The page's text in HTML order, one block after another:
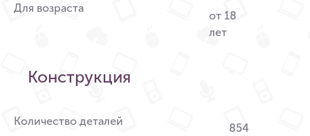
Для возраста
от 18
лет
Конструкция
Количество деталей
854